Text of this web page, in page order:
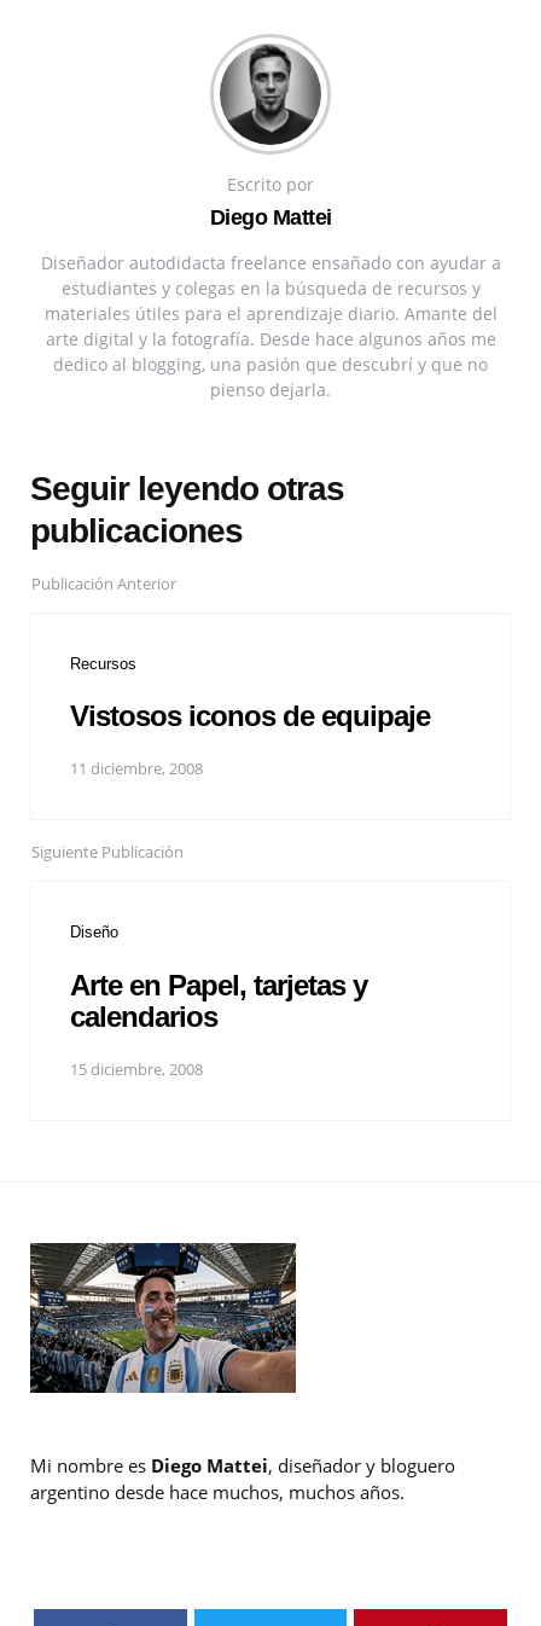
Escrito por
Diego Mattei
Diseñador autodidacta freelance ensañado con ayudar a
estudiantes y colegas en la búsqueda de recursos y
materiales útiles para el aprendizaje diario. Amante del
arte digital y la fotografía. Desde hace algunos años me
dedico al blogging, una pasión que descubrí y que no
pienso dejarla.
Seguir leyendo otras
publicaciones
Publicación Anterior
Recursos
Vistosos iconos de equipaje
11 diciembre, 2008
Siguiente Publicación
Diseño
Arte en Papel, tarjetas y
calendarios
15 diciembre, 2008
Mi nombre es Diego Mattei, diseñador y bloguero
argentino desde hace muchos, muchos años.